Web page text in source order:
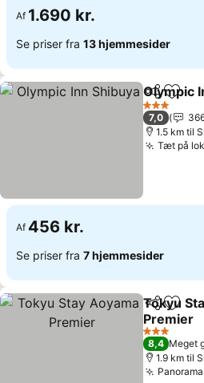
Af 1.690 kr.
Se priser fra 13 hjemmesider
Del Føj
Olympic
3 Stjerner
7,0
1.5 km til
Tæt på
Af 456 kr.
Se priser fra 7 hjemmesider
Del Føj
Tokyu
Premier
Se priser
3 Stjerner
8,4 Meget
1.9 km til